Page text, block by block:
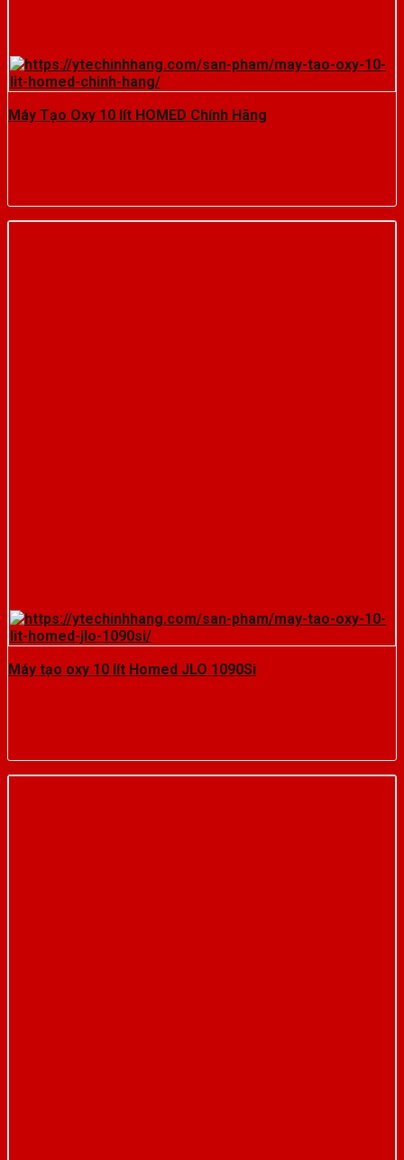
Máy Tạo Oxy 10 lít HOMED Chính Hãng
Máy tạo oxy 10 lít Homed JLO 1090Si